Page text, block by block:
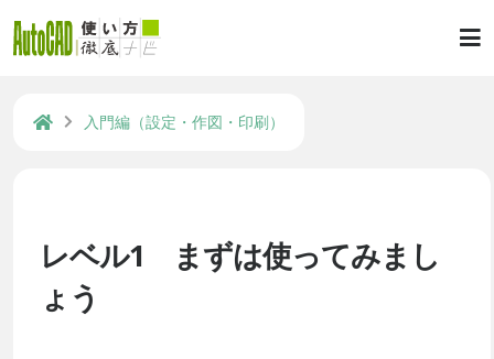
入門編（設定・作図・印刷）
レベル1 まずは使ってみまし
ょう